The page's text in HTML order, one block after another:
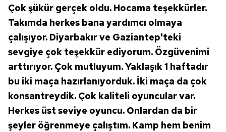
toplumu hizmetlerinin sunulması amacıyla
kullanılmaktadır. Diğer çerezler, sitemizin daha işlevsel
kılınması ve kişiselleştirilmesi ve sizlere yönelik
reklam/pazarlama faaliyetlerinin yapılması, amaçlarıyla
sınırlı olarak açık rızanız dahilinde kullanılacaktır.
Çerezlere ilişkin tercihlerinizi aşağıda yer alan panel
vasıtasıyla belirleyebilirsiniz. Çerezlere ilişkin detaylı bilgi
için Ayarlar butonuna tıklayabilir,Çerez Bilgilendirme
Metnimiziziyaret edebilirsiniz.
Çok şükür gerçek oldu. Hocama teşekkürler.
Takımda herkes bana yardımcı olmaya
çalışıyor. Diyarbakır ve Gaziantep'teki
sevgiye çok teşekkür ediyorum. Özgüvenimi
arttırıyor. Çok mutluyum. Yaklaşık 1 haftadır
bu iki maça hazırlanıyorduk. İki maça da çok
konsantreydik. Çok kaliteli oyuncular var.
Herkes üst seviye oyuncu. Onlardan da bir
şeyler öğrenmeye çalıştım. Kamp hem benim